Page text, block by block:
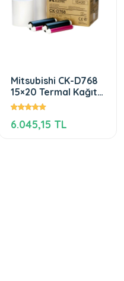
Mitsubishi CK-D768
15×20 Termal Kağıt
(CP-D70DW Için)
6.045,15 TL